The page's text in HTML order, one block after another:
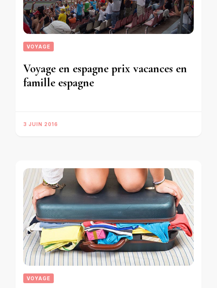
VOYAGE
Voyage en espagne prix vacances en
famille espagne
3 JUIN 2016
VOYAGE